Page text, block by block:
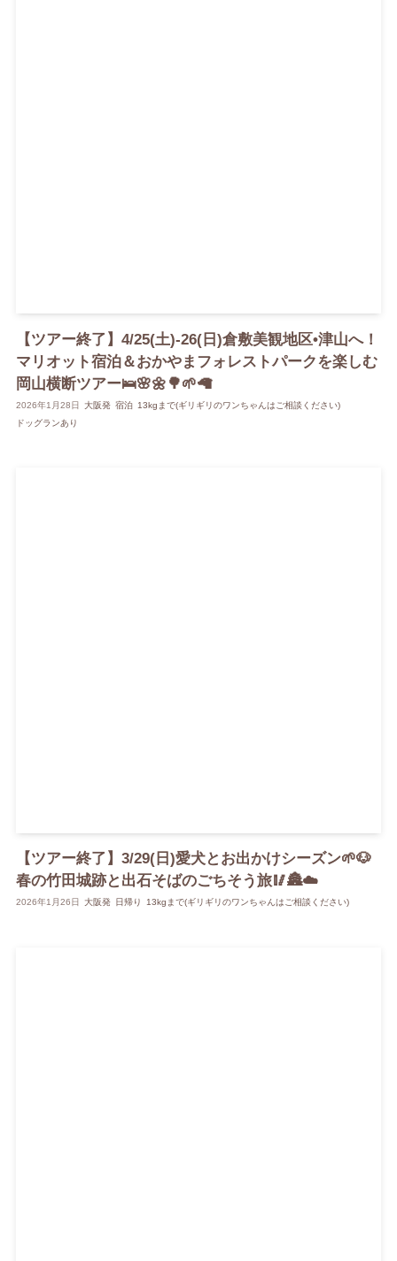
【ツアー終了】4/25(土)-26(日)倉敷美観地区•津山へ！
マリオット宿泊＆おかやまフォレストパークを楽しむ
岡山横断ツアー🛌🌸🌼🌳🌱🦙
2026年1月28日 大阪発 宿泊 13kgまで(ギリギリのワンちゃんはご相談ください)
ドッグランあり
【ツアー終了】3/29(日)愛犬とお出かけシーズン🌱🐶
春の竹田城跡と出石そばのごちそう旅🥢🏯☁️
2026年1月26日 大阪発 日帰り 13kgまで(ギリギリのワンちゃんはご相談ください)